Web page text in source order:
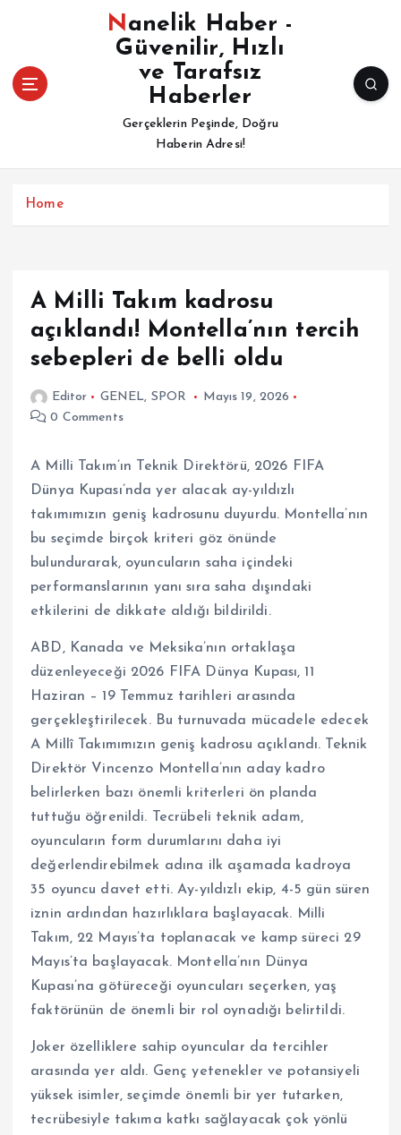
Nanelik Haber -
Güvenilir, Hızlı
ve Tarafsız
Haberler
Gerçeklerin Peşinde, Doğru
Haberin Adresi!
Home
A Milli Takım kadrosu
açıklandı! Montella’nın tercih
sebepleri de belli oldu
Editor GENEL, SPOR
Mayıs 19, 2026
0 Comments
A Milli Takım’ın Teknik Direktörü, 2026 FIFA
Dünya Kupası’nda yer alacak ay-yıldızlı
takımımızın geniş kadrosunu duyurdu. Montella’nın
bu seçimde birçok kriteri göz önünde
bulundurarak, oyuncuların saha içindeki
performanslarının yanı sıra saha dışındaki
etkilerini de dikkate aldığı bildirildi.
ABD, Kanada ve Meksika’nın ortaklaşa
düzenleyeceği 2026 FIFA Dünya Kupası, 11
Haziran – 19 Temmuz tarihleri arasında
gerçekleştirilecek. Bu turnuvada mücadele edecek
A Millî Takımımızın geniş kadrosu açıklandı. Teknik
Direktör Vincenzo Montella’nın aday kadro
belirlerken bazı önemli kriterleri ön planda
tuttuğu öğrenildi. Tecrübeli teknik adam,
oyuncuların form durumlarını daha iyi
değerlendirebilmek adına ilk aşamada kadroya
35 oyuncu davet etti. Ay-yıldızlı ekip, 4-5 gün süren
iznin ardından hazırlıklara başlayacak. Milli
Takım, 22 Mayıs’ta toplanacak ve kamp süreci 29
Mayıs’ta başlayacak. Montella’nın Dünya
Kupası’na götüreceği oyuncuları seçerken, yaş
faktörünün de önemli bir rol oynadığı belirtildi.
Joker özelliklere sahip oyuncular da tercihler
arasında yer aldı. Genç yetenekler ve potansiyeli
yüksek isimler, seçimde önemli bir yer tutarken,
tecrübesiyle takıma katkı sağlayacak çok yönlü